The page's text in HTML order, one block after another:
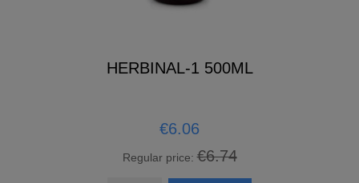
HERBINAL-1 500ML
€6.06
Regular price:€6.74